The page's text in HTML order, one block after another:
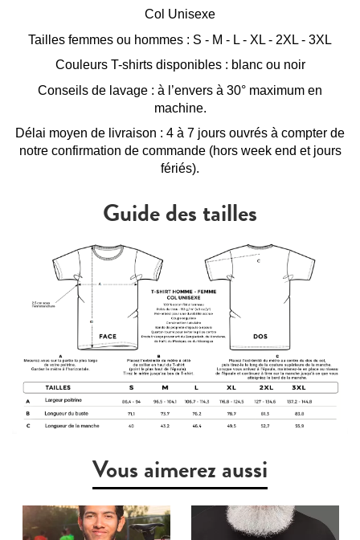
Col Unisexe
Tailles femmes ou hommes : S - M - L - XL - 2XL - 3XL
Couleurs T-shirts disponibles : blanc ou noir
Conseils de lavage : à l’envers à 30° maximum en
machine.
Délai moyen de livraison : 4 à 7 jours ouvrés à compter de
notre confirmation de commande (hors week end et jours
fériés).
Guide des tailles
Vous aimerez aussi